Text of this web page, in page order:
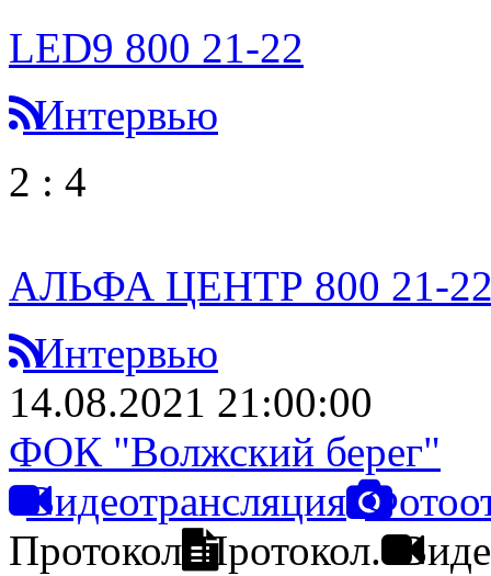
LED9 800 21-22
Интервью
2 : 4
АЛЬФА ЦЕНТР 800 21-
Интервью
14.08.2021 21:00:00
ФОК "Волжский берег"
Видеотрансляция
Протокол Протокол.